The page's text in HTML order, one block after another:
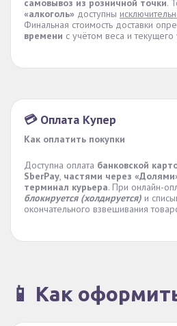
самовывоз из розничной точки.
«алкоголь» доступны
Финальная стоимость доставки
времени с учётом веса и текущего
💳 Оплата Купер
Как оплатить покупки
Доступна оплата банковской
SberPay, частями через
терминал курьера. При онлайн-
блокируется (холдируется) и
окончательного взвешивания
📱 Как